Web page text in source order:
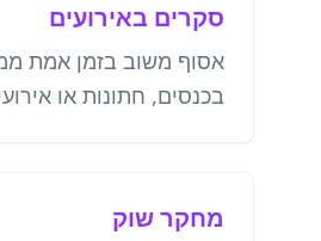
סקרים באירועים
אסוף משוב בזמן אמת
בכנסים, חתונות או
מחקר שוק